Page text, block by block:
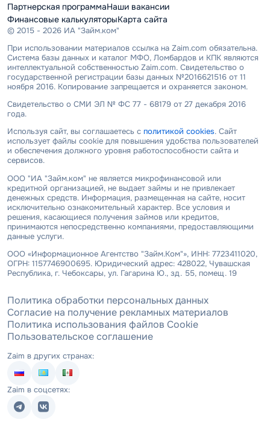
Партнерская программаНаши вакансии
Финансовые калькуляторыКарта сайта
© 2015 - 2026 ИА "Займ.ком"
При использовании материалов ссылка на Zaim.com обязательна.
Система базы данных и каталог МФО, Ломбардов и КПК являются
интеллектуальной собственностью Zaim.com. Свидетельство о
государственной регистрации базы данных №2016621516 от 11
ноября 2016. Копирование запрещается и охраняется законом.
Свидетельство о СМИ ЭЛ № ФС 77 - 68179 от 27 декабря 2016
года.
Используя сайт, вы соглашаетесь с политикой cookies. Сайт
использует файлы cookie для повышения удобства пользователей
и обеспечения должного уровня работоспособности сайта и
сервисов.
ООО "ИА "Займ.ком" не является микрофинансовой или
кредитной организацией, не выдает займы и не привлекает
денежных средств. Информация, размещенная на сайте, носит
исключительно ознакомительный характер. Все условия и
решения, касающиеся получения займов или кредитов,
принимаются непосредственно компаниями, предоставляющими
данные услуги.
ООО «Информационное Агентство "Займ.Ком"», ИНН: 7723411020,
ОГРН: 1157746900695. Юридический адрес: 428022, Чувашская
Республика, г. Чебоксары, ул. Гагарина Ю., зд. 55, помещ. 19
Политика обработки персональных данных
Согласие на получение рекламных материалов
Политика использования файлов Cookie
Пользовательское соглашение
Zaim в других странах:
Zaim в соцсетях: